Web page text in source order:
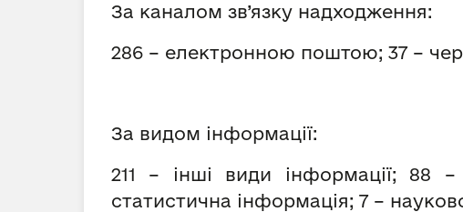
За каналом зв’язку надходження:
286 – електронною поштою; 37 –
За видом інформації:
211 – інші види інформації; 88
статистична інформація; 7 –